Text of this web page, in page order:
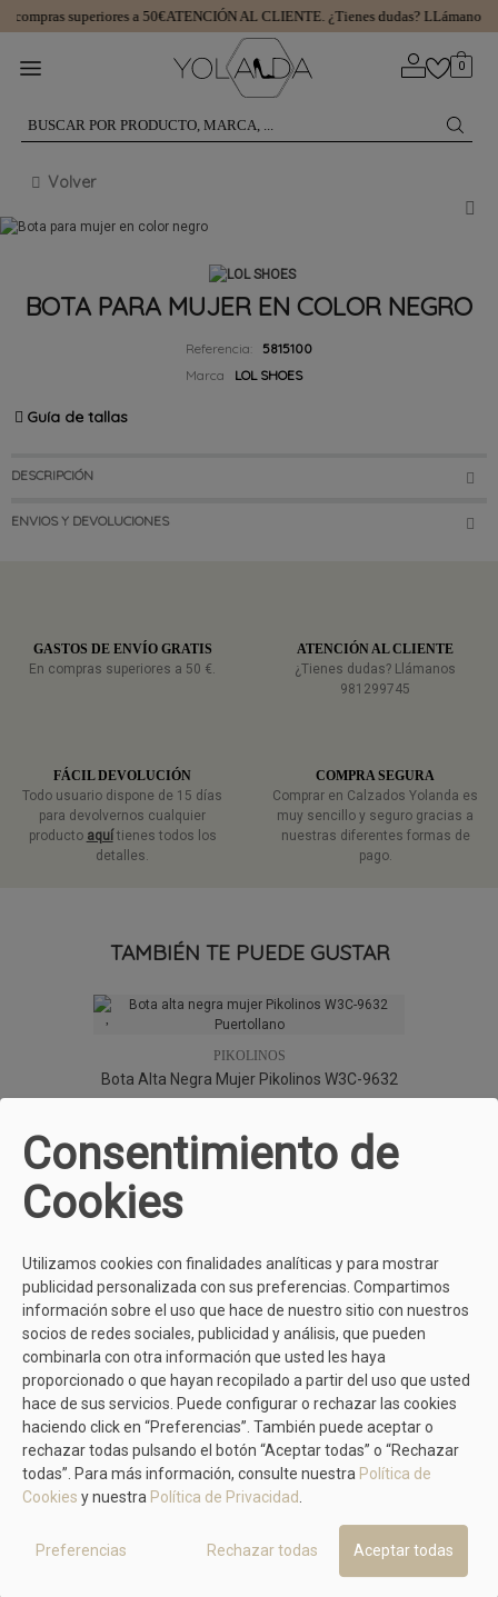
compras superiores a 50€ATENCIÓN AL CLIENTE.¿Tienes dudas? LLámanos
0
Volver
BOTA PARA MUJER EN COLOR NEGRO
Referencia:
5815100
Marca
LOL SHOES
Guía de tallas
DESCRIPCIÓN
ENVIOS Y DEVOLUCIONES
GASTOS DE ENVÍO GRATIS
En compras superiores a 50 €.
ATENCIÓN AL CLIENTE
¿Tienes dudas? Llámanos
981299745
FÁCIL DEVOLUCIÓN
Todo usuario dispone de 15 días
para devolvernos cualquier
producto aquí tienes todos los
detalles.
COMPRA SEGURA
Comprar en Calzados Yolanda es
muy sencillo y seguro gracias a
nuestras diferentes formas de
pago.
TAMBIÉN TE PUEDE GUSTAR
PIKOLINOS
Bota Alta Negra Mujer Pikolinos W3C-9632
Puertollano
Consentimiento de
Cookies
Utilizamos cookies con finalidades analíticas y para mostrar
publicidad personalizada con sus preferencias. Compartimos
información sobre el uso que hace de nuestro sitio con nuestros
socios de redes sociales, publicidad y análisis, que pueden
combinarla con otra información que usted les haya
proporcionado o que hayan recopilado a partir del uso que usted
hace de sus servicios. Puede configurar o rechazar las cookies
haciendo click en “Preferencias”. También puede aceptar o
rechazar todas pulsando el botón “Aceptar todas” o “Rechazar
todas”. Para más información, consulte nuestra Política de
Cookies y nuestra Política de Privacidad.
Preferencias Rechazar todas Aceptar todas